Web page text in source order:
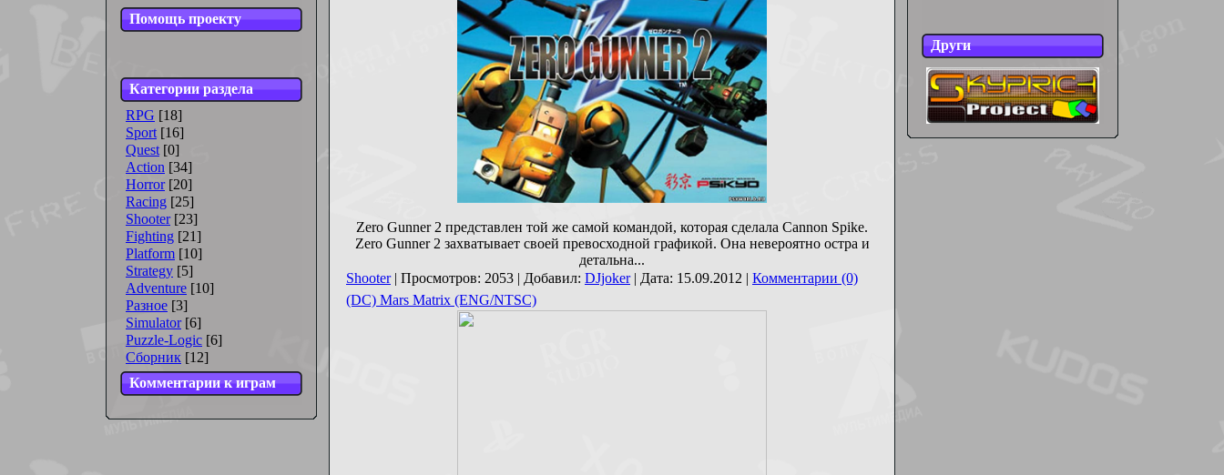
Помощь проекту
Категории раздела
RPG [18]
Sport [16]
Quest [0]
Action [34]
Horror [20]
Racing [25]
Shooter [23]
Fighting [21]
Platform [10]
Strategy [5]
Adventure [10]
Разное [3]
Simulator [6]
Puzzle-Logic [6]
Сборник [12]
Комментарии к играм
Zero Gunner 2 представлен той же самой командой, которая сделала Cannon Spike.
Zero Gunner 2 захватывает своей превосходной графикой. Она невероятно остра и
детальна...
Shooter| Просмотров: 2053 | Добавил: DJjoker| Дата: 15.09.2012 | Комментарии (0)
(DC) Mars Matrix (ENG/NTSC)
Други